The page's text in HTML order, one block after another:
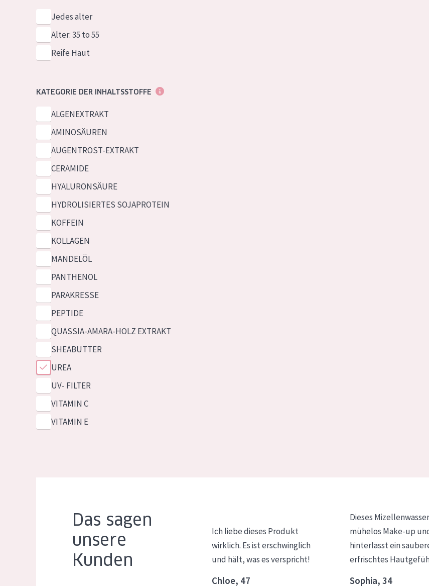
Jedes alter
Alter: 35 to 55
Reife Haut
KATEGORIE DER INHALTSSTOFFE
ALGENEXTRAKT
AMINOSÄUREN
AUGENTROST-EXTRAKT
CERAMIDE
HYALURONSÄURE
HYDROLISIERTES SOJAPROTEIN
KOFFEIN
KOLLAGEN
MANDELÖL
PANTHENOL
PARAKRESSE
PEPTIDE
QUASSIA-AMARA-HOLZ EXTRAKT
SHEABUTTER
UREA
UV- FILTER
VITAMIN C
VITAMIN E
Das sagen
unsere
Kunden
Ich liebe dieses Produkt
wirklich. Es ist erschwinglich
und hält, was es verspricht!
Chloe, 47
Dieses
mühelos Make-up
hinterlässt ein
erfrischtes
Sophia, 34